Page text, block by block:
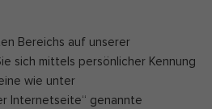
Bereichs auf unserer
sich mittels persönlicher Kennung
wie unter
Internetseite“ genannte